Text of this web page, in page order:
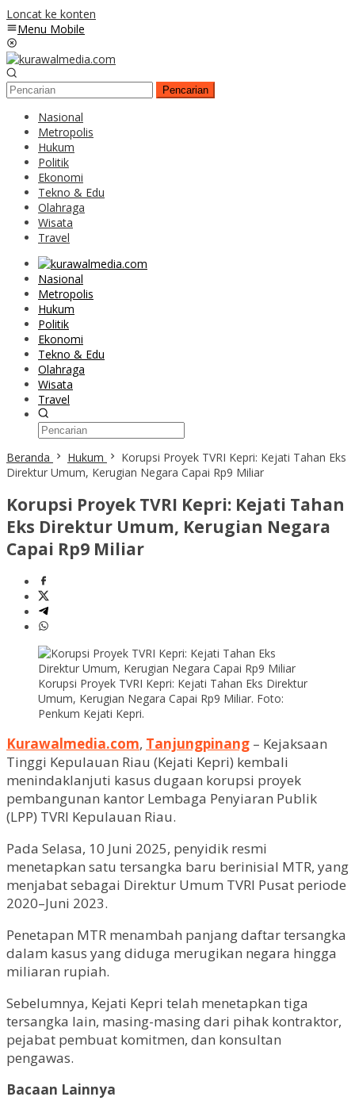
Loncat ke konten
Menu Mobile
Pencarian
Nasional
Metropolis
Hukum
Politik
Ekonomi
Tekno & Edu
Olahraga
Wisata
Travel
Nasional
Metropolis
Hukum
Politik
Ekonomi
Tekno & Edu
Olahraga
Wisata
Travel
Beranda Hukum
Korupsi Proyek TVRI Kepri: Kejati Tahan Eks
Direktur Umum, Kerugian Negara Capai Rp9 Miliar
Korupsi Proyek TVRI Kepri: Kejati Tahan
Eks Direktur Umum, Kerugian Negara
Capai Rp9 Miliar
Korupsi Proyek TVRI Kepri: Kejati Tahan Eks Direktur
Umum, Kerugian Negara Capai Rp9 Miliar. Foto:
Penkum Kejati Kepri.
Kurawalmedia.com, Tanjungpinang – Kejaksaan
Tinggi Kepulauan Riau (Kejati Kepri) kembali
menindaklanjuti kasus dugaan korupsi proyek
pembangunan kantor Lembaga Penyiaran Publik
(LPP) TVRI Kepulauan Riau.
Pada Selasa, 10 Juni 2025, penyidik resmi
menetapkan satu tersangka baru berinisial MTR, yang
menjabat sebagai Direktur Umum TVRI Pusat periode
2020–Juni 2023.
Penetapan MTR menambah panjang daftar tersangka
dalam kasus yang diduga merugikan negara hingga
miliaran rupiah.
Sebelumnya, Kejati Kepri telah menetapkan tiga
tersangka lain, masing-masing dari pihak kontraktor,
pejabat pembuat komitmen, dan konsultan
pengawas.
Bacaan Lainnya